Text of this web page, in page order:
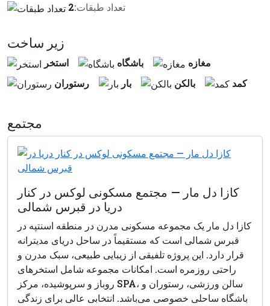
تعداد طبقات:2
زير ساخت
استخر باشگاه
مغازه
رستوران
بار بالكن كمد
مجتمع
کازا دل مار — مجتمع مسکونی لوکس در کنار
دریا در قبرس شمالی
کازا دل مار یک مجموعه مسکونی مدرن در منطقه اسنتپه در
قبرس شمالی است که مستقیماً در ساحل دریای مدیترانه
قرار دارد. این پروژه تلفیقی از زیبایی طبیعی، سبک مدرن و
راحتی روزمره است. امکانات مجموعه شامل استخرهای
روباز و سرپوشیده، مرکز SPA، سالن ورزشی، رستوران و
باشگاه ساحلی خصوصی می‌باشد. انتخابی عالی برای زندگی